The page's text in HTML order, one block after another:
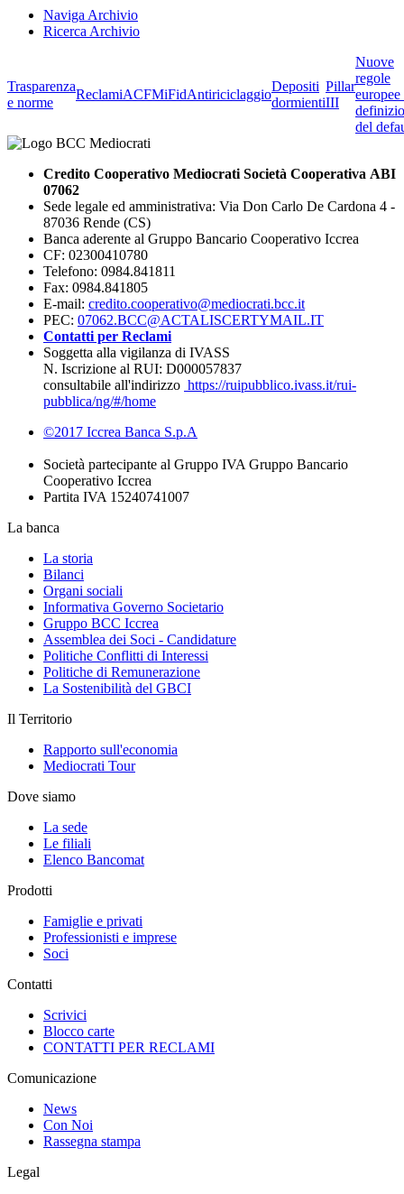
Naviga Archivio
Ricerca Archivio
Trasparenza
e norme
ReclamiACFMiFidAntiriciclaggio
Depositi
dormienti
Pillar
III
Nuove
regole
del
Credito Cooperativo Mediocrati Società Cooperativa ABI
07062
Sede legale ed amministrativa: Via Don Carlo De Cardona 4 -
87036 Rende (CS)
Banca aderente al Gruppo Bancario Cooperativo Iccrea
CF: 02300410780
Telefono: 0984.841811
Fax: 0984.841805
E-mail: credito.cooperativo@mediocrati.bcc.it
PEC: 07062.BCC@ACTALISCERTYMAIL.IT
Contatti per Reclami
Soggetta alla vigilanza di IVASS
N. Iscrizione al RUI: D000057837
consultabile all'indirizzo https://ruipubblico.ivass.it/rui-
pubblica/ng/#/home
©2017 Iccrea Banca S.p.A
Società partecipante al Gruppo IVA Gruppo Bancario
Cooperativo Iccrea
Partita IVA 15240741007
La banca
La storia
Bilanci
Organi sociali
Informativa Governo Societario
Gruppo BCC Iccrea
Assemblea dei Soci - Candidature
Politiche Conflitti di Interessi
Politiche di Remunerazione
La Sostenibilità del GBCI
Il Territorio
Rapporto sull'economia
Mediocrati Tour
Dove siamo
La sede
Le filiali
Elenco Bancomat
Prodotti
Famiglie e privati
Professionisti e imprese
Soci
Contatti
Scrivici
Blocco carte
CONTATTI PER RECLAMI
Comunicazione
News
Con Noi
Rassegna stampa
Legal